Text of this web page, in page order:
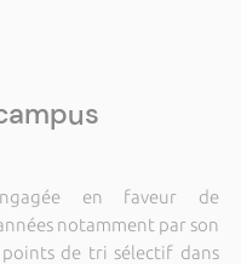
en faveur de
notamment par son
de tri sélectif dans